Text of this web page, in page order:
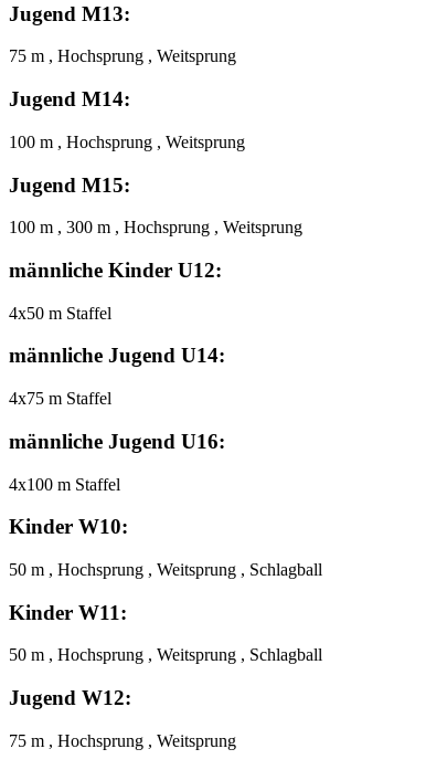
Jugend M13:
75 m , Hochsprung , Weitsprung
Jugend M14:
100 m , Hochsprung , Weitsprung
Jugend M15:
100 m , 300 m , Hochsprung , Weitsprung
männliche Kinder U12:
4x50 m Staffel
männliche Jugend U14:
4x75 m Staffel
männliche Jugend U16:
4x100 m Staffel
Kinder W10:
50 m , Hochsprung , Weitsprung , Schlagball
Kinder W11:
50 m , Hochsprung , Weitsprung , Schlagball
Jugend W12:
75 m , Hochsprung , Weitsprung